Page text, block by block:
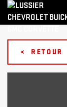
< RETOUR